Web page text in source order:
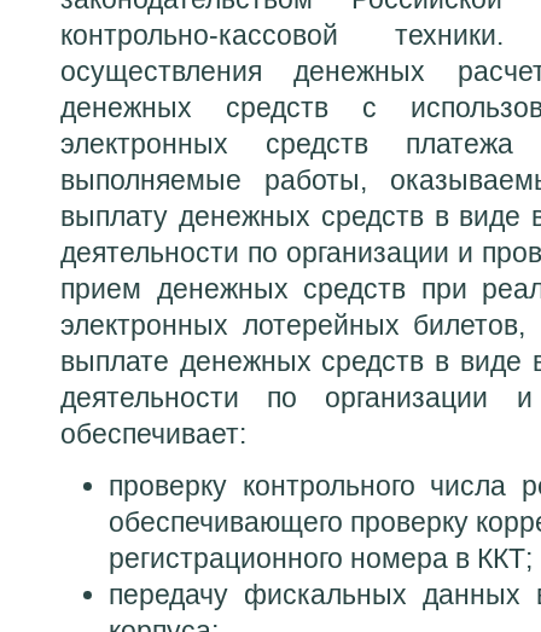
контрольно-кассовой
осуществления денежных
денежных средств с
электронных средств
выполняемые работы,
выплату денежных средств в
деятельности по организации и
прием денежных средств при
электронных лотерейных
выплате денежных средств в
деятельности по организации
обеспечивает:
проверку контрольного числа
обеспечивающего проверку
регистрационного номера в ККТ;
передачу фискальных